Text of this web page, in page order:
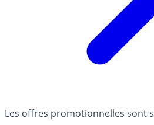
Les offres promotionnelles sont